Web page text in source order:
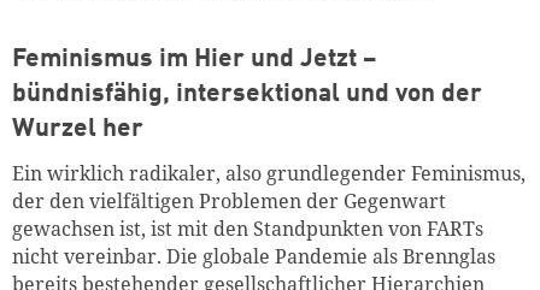
Feminismus im Hier und Jetzt –
bündnisfähig, intersektional und von der
Wurzel her
Ein wirklich radikaler, also grundlegender Feminismus,
der den vielfältigen Problemen der Gegenwart
gewachsen ist, ist mit den Standpunkten von FARTs
nicht vereinbar. Die globale Pandemie als Brennglas
bereits bestehender gesellschaftlicher Hierarchien